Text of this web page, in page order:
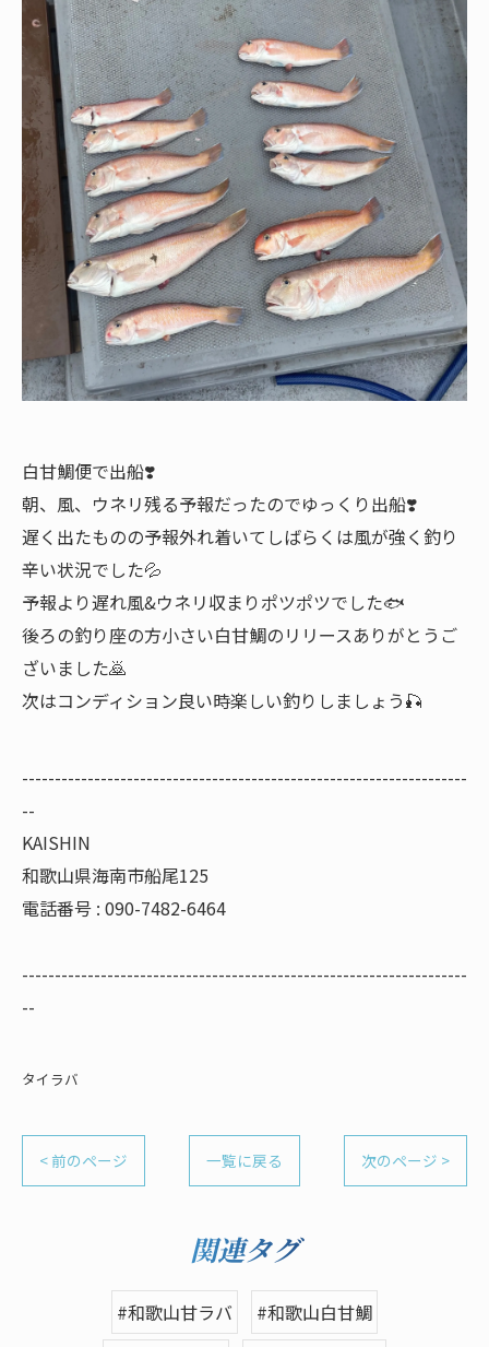
白甘鯛便で出船❣️
朝、風、ウネリ残る予報だったのでゆっくり出船❣️
遅く出たものの予報外れ着いてしばらくは風が強く釣り
辛い状況でした💦
予報より遅れ風&ウネリ収まりポツポツでした🐟
後ろの釣り座の方小さい白甘鯛のリリースありがとうご
ざいました🙇
次はコンディション良い時楽しい釣りしましょう🎣
--------------------------------------------------------------------
--
KAISHIN
和歌山県海南市船尾125
電話番号 : 090-7482-6464
--------------------------------------------------------------------
--
タイラバ
< 前のページ 一覧に戻る 次のページ >
関連タグ
#和歌山甘ラバ
#和歌山白甘鯛